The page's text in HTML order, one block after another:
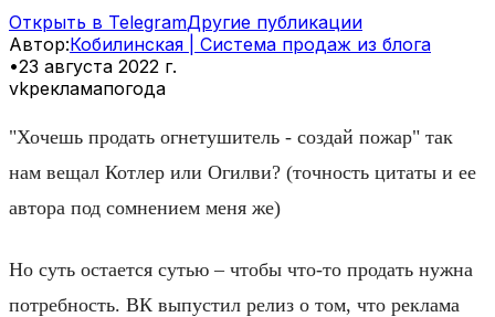
Открыть в TelegramДругие публикации
Автор:Кобилинская | Система продаж из блога
•23 августа 2022 г.
vkрекламапогода
"Хочешь продать огнетушитель - создай пожар" так
нам вещал Котлер или Огилви? (точность цитаты и ее
автора под сомнением меня же)
Но суть остается сутью – чтобы что-то продать нужна
потребность. ВК выпустил релиз о том, что реклама